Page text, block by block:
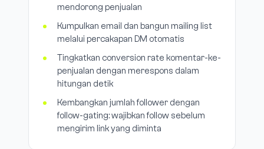
mendorong penjualan
Kumpulkan email dan bangun mailing list
melalui percakapan DM otomatis
Tingkatkan conversion rate komentar-ke-
penjualan dengan merespons dalam
hitungan detik
Kembangkan jumlah follower dengan
follow-gating: wajibkan follow sebelum
mengirim link yang diminta